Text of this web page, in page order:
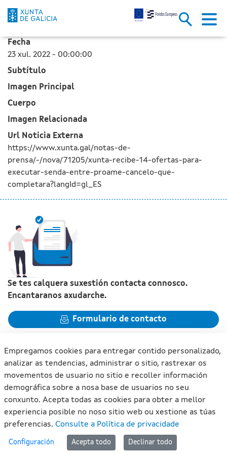
A Xunta recibe 14 ofertas para
Skip to Main Content
Fecha
23 xul. 2022 - 00:00:00
Subtítulo
Imagen Principal
Cuerpo
Imagen Relacionada
Url Noticia Externa
https://www.xunta.gal/notas-de-
prensa/-/nova/71205/xunta-recibe-14-ofertas-para-
executar-senda-entre-proame-cancelo-que-
completara?langId=gl_ES
Se tes calquera suxestión contacta connosco.
Encantaranos axudarche.
Formulario de contacto
Xunta de Galicia. Información mantida e publicada na internet
pola Xunta de Galicia
Atención á cidadanía
Accesibilidade
Empregamos cookies para entregar contido personalizado,
analizar as tendencias, administrar o sitio, rastrexar os
movementos de usuario no sitio e recoller información
demográfica sobre a nosa base de usuarios no seu
conxunto. Acepta todas as cookies para obter a mellor
experiencia posible no noso sitio web ou xestione as túas
preferencias. Consulte a Política de privacidade
Configuración Acepta todo Declinar todo